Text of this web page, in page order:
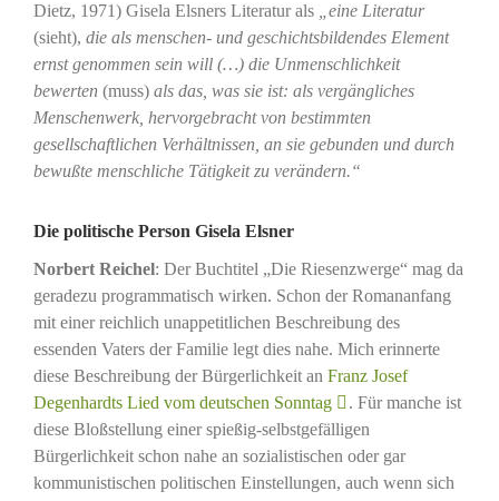
Dietz, 1971) Gisela Elsners Literatur als
„eine Literatur
(sieht), die als menschen- und geschichtsbildendes Element
ernst genommen sein will (…) die Unmenschlichkeit
bewerten (muss) als das, was sie ist: als vergängliches
Menschenwerk, hervorgebracht von bestimmten
gesellschaftlichen Verhältnissen, an sie gebunden und durch
bewußte menschliche Tätigkeit zu verändern.“
Die politische Person Gisela Elsner
Norbert Reichel: Der Buchtitel „Die Riesenzwerge“ mag da
geradezu programmatisch wirken. Schon der Romananfang
mit einer reichlich unappetitlichen Beschreibung des
essenden Vaters der Familie legt dies nahe. Mich erinnerte
diese Beschreibung der Bürgerlichkeit an Franz Josef
Degenhardts Lied vom deutschen Sonntag
. Für manche ist
diese Bloßstellung einer spießig-selbstgefälligen
Bürgerlichkeit schon nahe an sozialistischen oder gar
kommunistischen politischen Einstellungen, auch wenn sich